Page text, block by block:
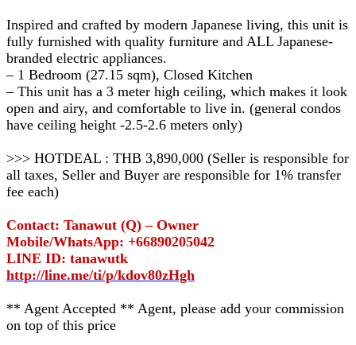
Inspired and crafted by modern Japanese living, this unit is
fully furnished with quality furniture and ALL Japanese-
branded electric appliances.
– 1 Bedroom (27.15 sqm), Closed Kitchen
– This unit has a 3 meter high ceiling, which makes it look
open and airy, and comfortable to live in. (general condos
have ceiling height -2.5-2.6 meters only)
>>> HOTDEAL : THB 3,890,000 (Seller is responsible for
all taxes, Seller and Buyer are responsible for 1% transfer
fee each)
Contact: Tanawut (Q) – Owner
Mobile/WhatsApp: +66890205042
LINE ID: tanawutk
http://line.me/ti/p/kdov80zHgh
** Agent Accepted ** Agent, please add your commission
on top of this price